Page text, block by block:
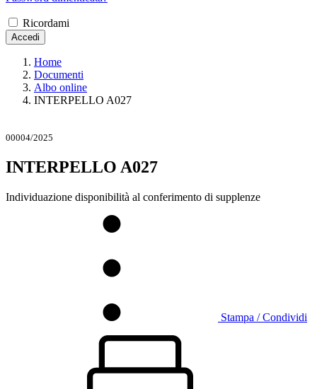
Ricordami
Accedi
Home
Documenti
Albo online
INTERPELLO A027
00004/2025
INTERPELLO A027
Individuazione disponibilità al conferimento di supplenze
Stampa / Condividi